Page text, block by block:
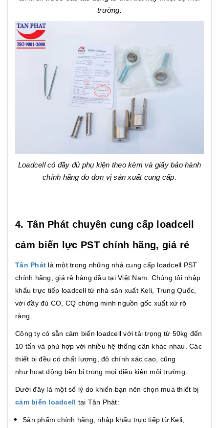
trường.
Loadcell có đầy đủ phụ kiện theo kèm và giấy bảo hành
chính hãng do đơn vị sản xuất cung cấp.
4. Tân Phát chuyên cung cấp loadcell
cảm biến lực PST chính hãng, giá rẻ
Tân Phát là một trong những nhà cung cấp loadcell PST
chính hãng, giá rẻ hàng đầu tại Việt Nam. Chúng tôi nhập
khẩu trực tiếp loadcell từ nhà sản xuất Keli, Trung Quốc,
với đầy đủ CO, CQ chứng minh nguồn gốc xuất xứ rõ
ràng.
Công ty có sẵn cảm biến loadcell với tải trọng từ 50kg đến
10 tấn và phù hợp với nhiều hệ thống cân khác nhau. Các
thiết bị đều có chất lượng, độ chính xác cao, cũng
như hoạt động bền bỉ trong mọi điều kiện môi trường.
Dưới đây là một số lý do khiến bạn nên chọn mua thiết bị
cảm biến loadcell tại Tân Phát:
Sản phẩm chính hãng, nhập khẩu trực tiếp từ Keli,